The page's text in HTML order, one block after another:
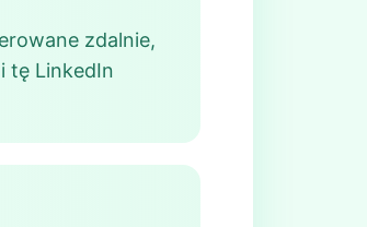
zdalnie,
tę LinkedIn